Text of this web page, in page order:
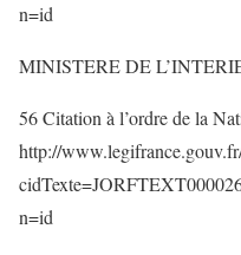
n=id
MINISTERE DE
56 Citation à l’ordre de la
http://
n=id